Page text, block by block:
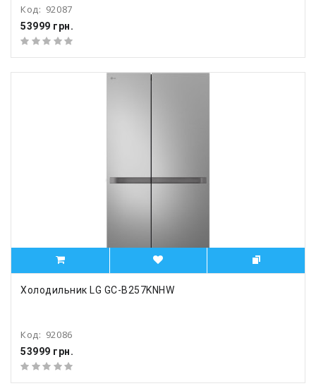
Код: 92087
53999 грн.
Холодильник LG GC-B257KNHW
Код: 92086
53999 грн.